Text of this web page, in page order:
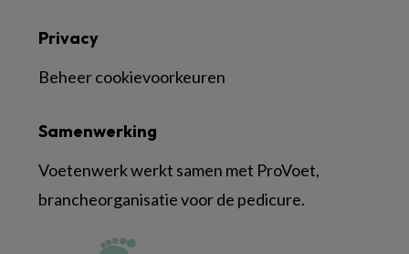
Samenwerking
Voetenwerk werkt samen met ProVoet,
brancheorganisatie voor de pedicure.
Privacy
Beheer cookievoorkeuren